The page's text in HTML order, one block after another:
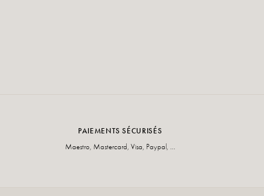
PAIEMENTS SÉCURISÉS
Maestro, Mastercard, Visa, Paypal, ...